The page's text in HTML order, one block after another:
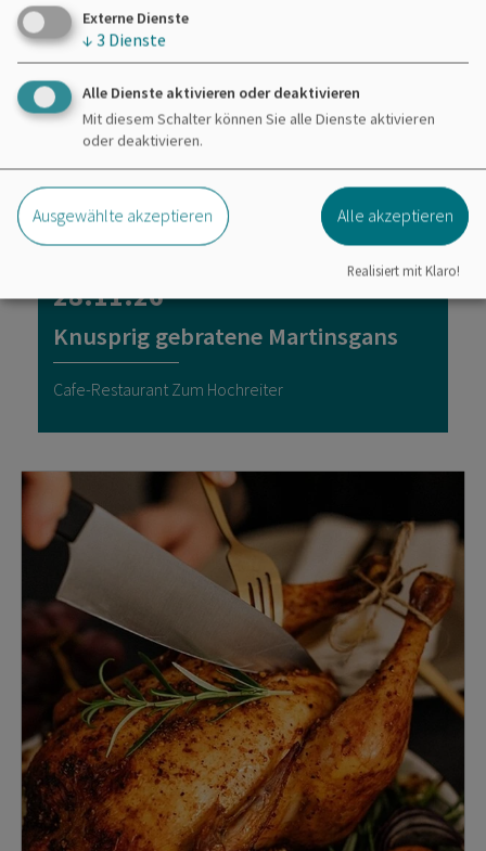
28.11.26
Knusprig gebratene Martinsgans
Cafe-Restaurant Zum Hochreiter
Externe Dienste
↓ 3 Dienste
Alle Dienste aktivieren oder deaktivieren
Mit diesem Schalter können Sie alle Dienste aktivieren
oder deaktivieren.
Ausgewählte akzeptieren Alle akzeptieren
Realisiert mit Klaro!